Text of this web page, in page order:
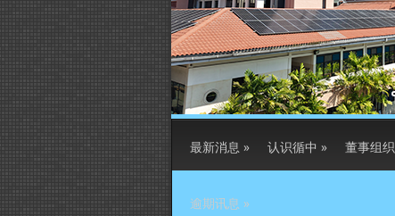
最新消息 » 认识循中 » 董事组织
逾期讯息 »